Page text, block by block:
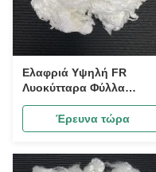
Ελαφριά Υψηλή FR
Λυοκύτταρα Φύλλα
Κυτταρίνης 1.33D*38MM,
Ανθεκτική στη φωτιά ίνα
για ξενοδοχεία
Έρευνα τώρα